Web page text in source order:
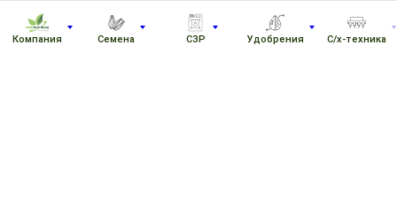
Компания Семена СЗР Удобрения С/х-техника